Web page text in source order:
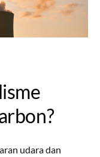
udara dan